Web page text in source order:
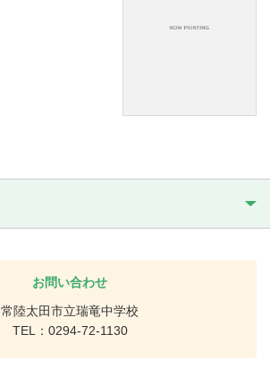
お問い合わせ
常陸太田市立瑞竜中学校
TEL：0294-72-1130